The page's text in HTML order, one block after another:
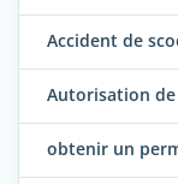
Accident de
Autorisation
obtenir un